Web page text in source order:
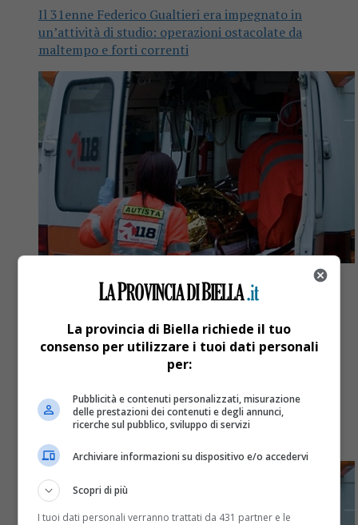
Il 31enne Federico Gualtieri era impegnato in
un’attività di studio: operazioni ostacolate da
maltempo e forti correnti
Si schianta contro un muro con la
Inutili i soccorsi del 118 intervenuti sul posto.
La provincia di Biella richiede il tuo
consenso per utilizzare i tuoi dati personali
per:
Pubblicità e contenuti personalizzati, misurazione
delle prestazioni dei contenuti e degli annunci,
ricerche sul pubblico, sviluppo di servizi
Archiviare informazioni su dispositivo e/o accedervi
Scopri di più
I tuoi dati personali verranno trattati da 431 partner e le